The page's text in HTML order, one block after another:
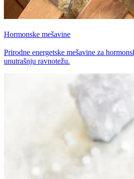
Hormonske mešavine
Prirodne energetske mešavine za
unutrašnju ravnotežu.